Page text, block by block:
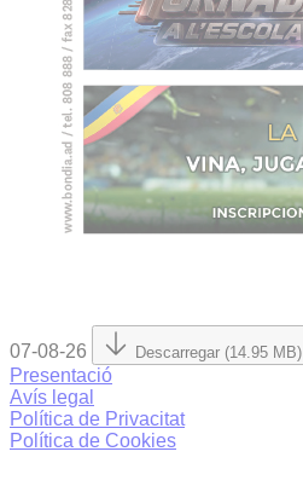
07-08-26 Descarregar (14.95 MB)
Presentació
Avís legal
Política de Privacitat
Política de Cookies